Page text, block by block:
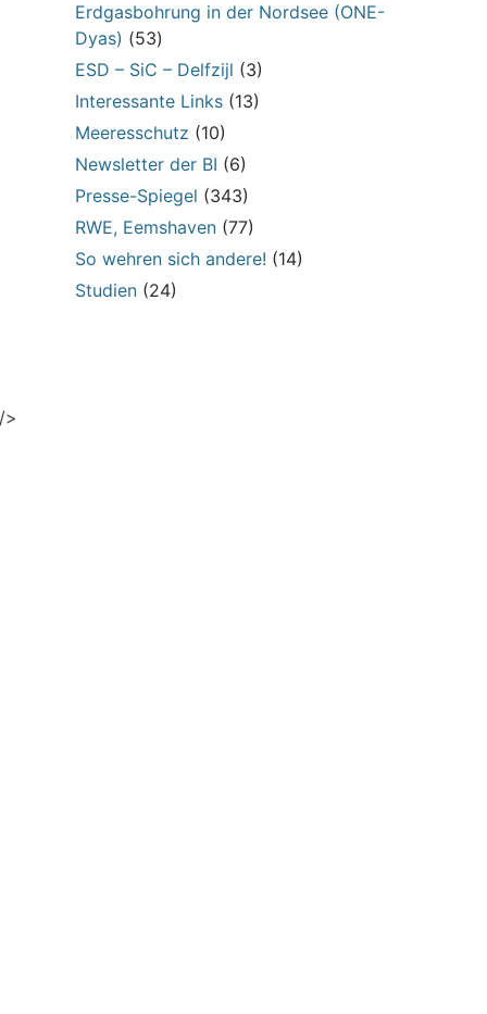
>
Erdgasbohrung in der Nordsee (ONE-
Dyas) (53)
ESD – SiC – Delfzijl (3)
Interessante Links(13)
Meeresschutz (10)
Newsletter der BI (6)
Presse-Spiegel (343)
RWE, Eemshaven(77)
So wehren sich andere! (14)
Studien(24)